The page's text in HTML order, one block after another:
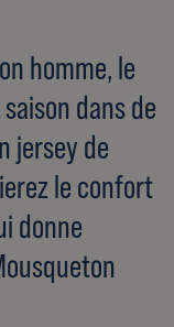
homme, le
dans de
jersey de
le confort
donne